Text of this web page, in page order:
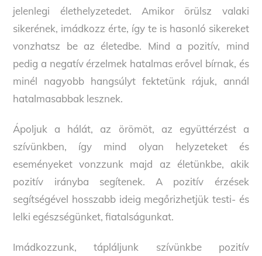
jelenlegi élethelyzetedet. Amikor örülsz valaki
sikerének, imádkozz érte, így te is hasonló sikereket
vonzhatsz be az életedbe. Mind a pozitív, mind
pedig a negatív érzelmek hatalmas erővel bírnak, és
minél nagyobb hangsúlyt fektetünk rájuk, annál
hatalmasabbak lesznek.
Ápoljuk a hálát, az örömöt, az együttérzést a
szívünkben, így mind olyan helyzeteket és
eseményeket vonzzunk majd az életünkbe, akik
pozitív irányba segítenek. A pozitív érzések
segítségével hosszabb ideig megőrizhetjük testi- és
lelki egészségünket, fiatalságunkat.
Imádkozzunk, tápláljunk szívünkbe pozitív